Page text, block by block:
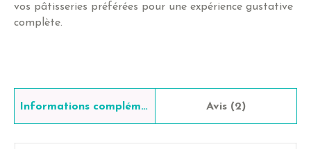
vos pâtisseries préférées pour une expérience gustative
complète.
Informations complémentaires Avis (2)